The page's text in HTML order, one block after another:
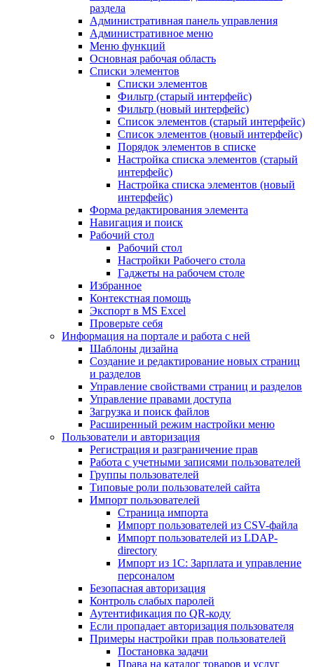
раздела
Административная панель управления
Административное меню
Меню функций
Основная рабочая область
Списки элементов
Списки элементов
Фильтр (старый интерфейс)
Фильтр (новый интерфейс)
Список элементов (старый интерфейс)
Список элементов (новый интерфейс)
Порядок элементов в списке
Настройка списка элементов (старый
интерфейс)
Настройка списка элементов (новый
интерфейс)
Форма редактирования элемента
Навигация и поиск
Рабочий стол
Рабочий стол
Настройки Рабочего стола
Гаджеты на рабочем столе
Избранное
Контекстная помощь
Экспорт в MS Excel
Проверьте себя
Информация на портале и работа с ней
Шаблоны дизайна
Создание и редактирование новых страниц
и разделов
Управление свойствами страниц и разделов
Управление правами доступа
Загрузка и поиск файлов
Расширенный режим настройки меню
Пользователи и авторизация
Регистрация и разграничение прав
Работа с учетными записями пользователей
Группы пользователей
Типовые роли пользователей сайта
Импорт пользователей
Страница импорта
Импорт пользователей из CSV-файла
Импорт пользователей из LDAP-
directory
Импорт из 1С: Зарплата и управление
персоналом
Безопасная авторизация
Контроль слабых паролей
Аутентификация по QR-коду
Если пропадает авторизация пользователя
Примеры настройки прав пользователей
Постановка задачи
Права на каталог товаров и услуг